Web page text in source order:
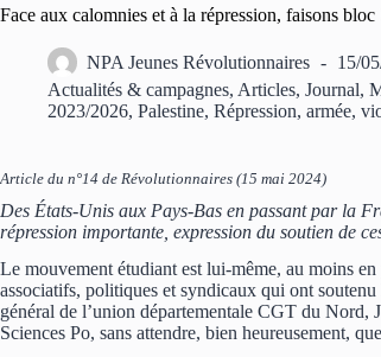
Face aux calomnies et à la répression, faisons bloc
NPA Jeunes Révolutionnaires
15/
Actualités & campagnes, Articles, Journal,
2023/2026, Palestine, Répression, armée,
Article du n°14 de Révolutionnaires (15 mai 2024)
Des États-Unis aux Pays-Bas en passant par la
répression importante, expression du soutien de
Le mouvement étudiant est lui-même, au moins
associatifs, politiques et syndicaux qui ont
général de l’union départementale CGT du Nord,
Sciences Po, sans attendre, bien heureusement,